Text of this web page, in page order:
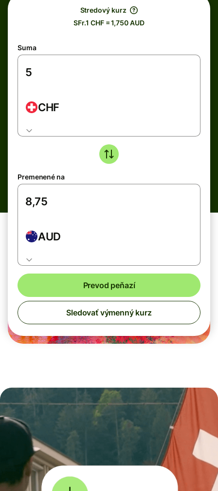
Stredový kurz
SFr.1 CHF = 1,750 AUD
Suma
CHF
Premenené na
AUD
Prevod peňazí
Sledovať výmenný kurz